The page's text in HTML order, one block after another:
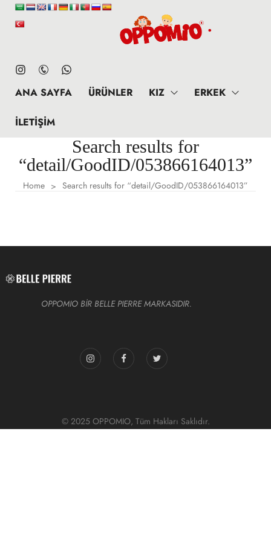
ANA SAYFA ÜRÜNLER KIZ ERKEK
İLETIŞIM
Search results for
“detail/GoodID/053866164013”
Home > Search results for “detail/GoodID/053866164013”
OPPOMIO BİR BELLE PIERRE MARKASIDIR.
© 2025 OPPOMIO, Tüm Hakları Saklıdır.